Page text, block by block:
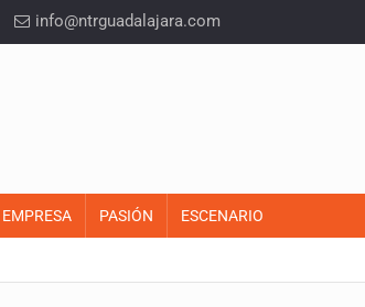
info@ntrguadalajara.com
EMPRESA PASIÓN ESCENARIO